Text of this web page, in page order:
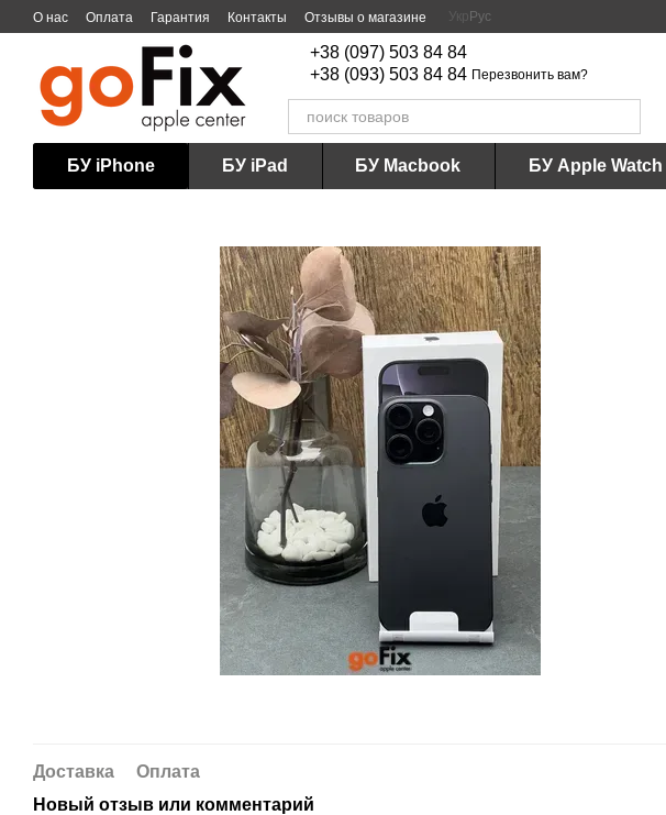
Перейти к основному контенту
О нас Оплата Гарантия Контакты Отзывы о магазине Укр Рус
+38 (097) 503 84 84
+38 (093) 503 84 84 Перезвонить вам?
БУ iPhone БУ iPad БУ Macbook БУ Apple Watch
Доставка
Оплата
Новый отзыв или комментарий